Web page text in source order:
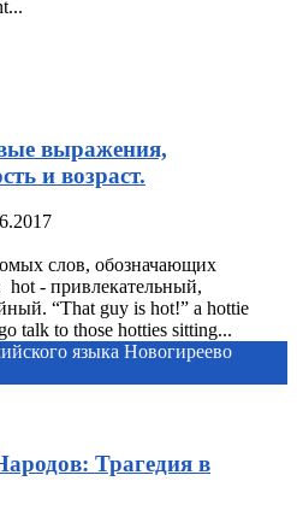
выражения,
и возраст.
слов, обозначающих
hot - привлекательный,
“That guy is hot!” a hottie
talk to those hotties sitting...
языка Новогиреево
Трагедия в